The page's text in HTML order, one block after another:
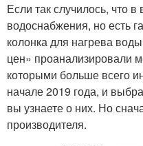
Если так случилось, что
водоснабжения, но есть
колонка для нагрева
цен» проанализировали
которыми больше всего
начале 2019 года, и
вы узнаете о них. Но
производителя.